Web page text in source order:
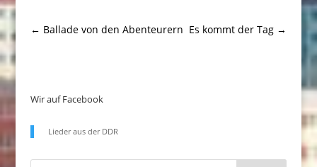
← Ballade von den Abenteurern Es kommt der Tag →
Wir auf Facebook
Lieder aus der DDR